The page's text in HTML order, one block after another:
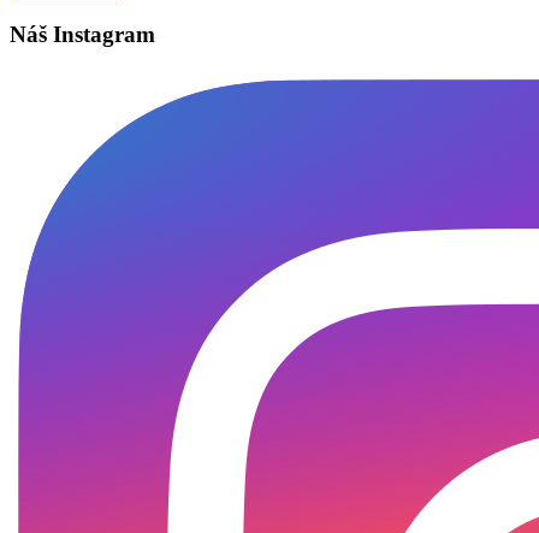
Náš Instagram